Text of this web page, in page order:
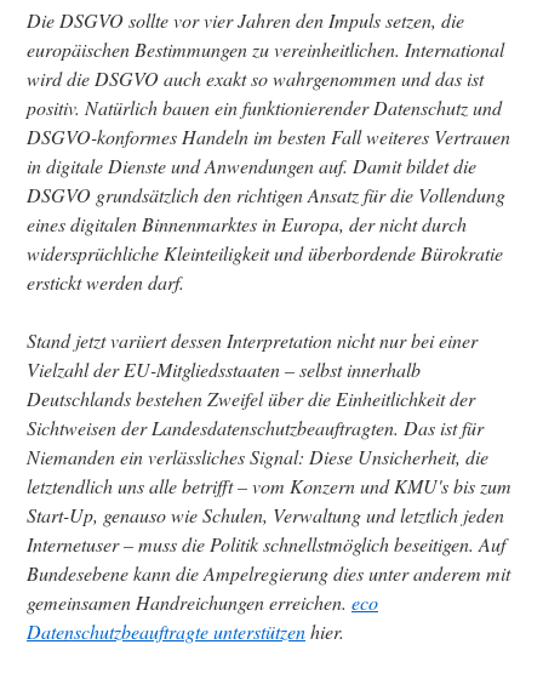
Die DSGVO sollte vor vier Jahren den Impuls setzen, die
europäischen Bestimmungen zu vereinheitlichen. International
wird die DSGVO auch exakt so wahrgenommen und das ist
positiv. Natürlich bauen ein funktionierender Datenschutz und
DSGVO-konformes Handeln im besten Fall weiteres Vertrauen
in digitale Dienste und Anwendungen auf. Damit bildet die
DSGVO grundsätzlich den richtigen Ansatz für die Vollendung
eines digitalen Binnenmarktes in Europa, der nicht durch
widersprüchliche Kleinteiligkeit und überbordende Bürokratie
erstickt werden darf.
Stand jetzt variiert dessen Interpretation nicht nur bei einer
Vielzahl der EU-Mitgliedsstaaten – selbst innerhalb
Deutschlands bestehen Zweifel über die Einheitlichkeit der
Sichtweisen der Landesdatenschutzbeauftragten. Das ist für
Niemanden ein verlässliches Signal: Diese Unsicherheit, die
letztendlich uns alle betrifft – vom Konzern und KMU's bis zum
Start-Up, genauso wie Schulen, Verwaltung und letztlich jeden
Internetuser – muss die Politik schnellstmöglich beseitigen. Auf
Bundesebene kann die Ampelregierung dies unter anderem mit
gemeinsamen Handreichungen erreichen. eco
Datenschutzbeauftragte unterstützenhier.